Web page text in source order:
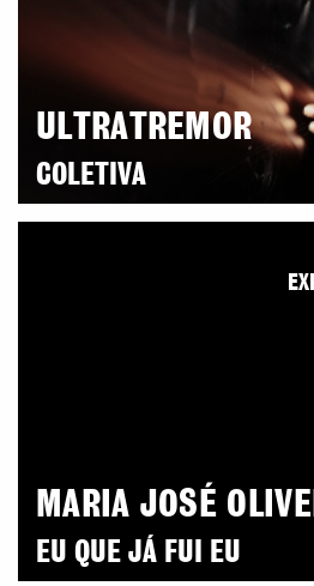
ULTRATREMOR
COLETIVA
MARIA JOSÉ
EU QUE JÁ FUI EU